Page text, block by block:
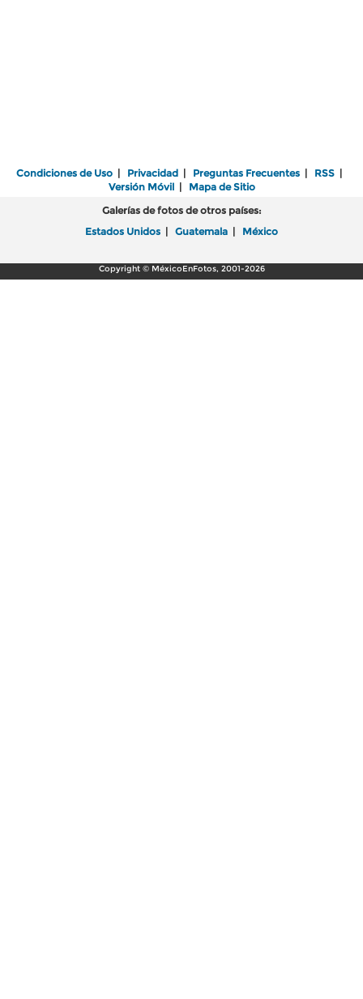
Condiciones de Uso | Privacidad | Preguntas Frecuentes | RSS |
Versión Móvil| Mapa de Sitio
Galerías de fotos de otros países:
Estados Unidos | Guatemala | México
Copyright © MéxicoEnFotos, 2001-2026